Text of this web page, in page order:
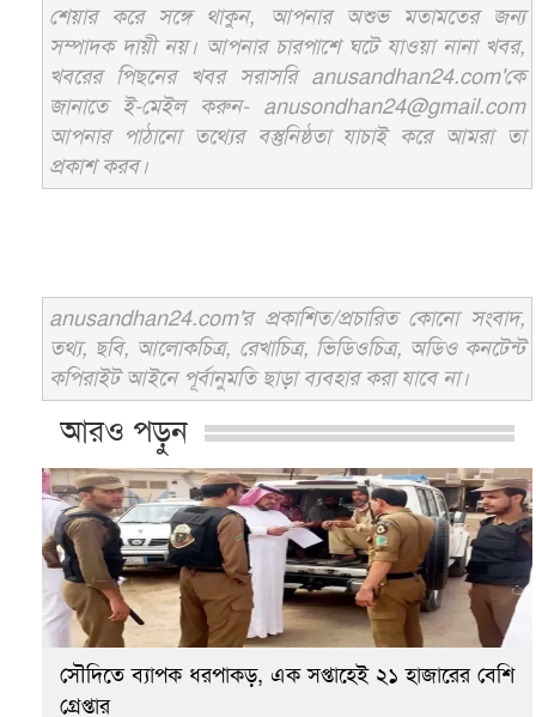
শেয়ার করে সঙ্গে থাকুন, আপনার অশুভ মতামতের জন্য
সম্পাদক দায়ী নয়। আপনার চারপাশে ঘটে যাওয়া নানা খবর,
খবরের পিছনের খবর সরাসরি anusandhan24.com'কে
জানাতে ই-মেইল করুন- anusondhan24@gmail.com
আপনার পাঠানো তথ্যের বস্তুনিষ্ঠতা যাচাই করে আমরা তা
প্রকাশ করব।
anusandhan24.com'র প্রকাশিত/প্রচারিত কোনো সংবাদ,
তথ্য, ছবি, আলোকচিত্র, রেখাচিত্র, ভিডিওচিত্র, অডিও কনটেন্ট
কপিরাইট আইনে পূর্বানুমতি ছাড়া ব্যবহার করা যাবে না।
আরও পড়ুন
সৌদিতে ব্যাপক ধরপাকড়, এক সপ্তাহেই ২১ হাজারের বেশি
গ্রেপ্তার